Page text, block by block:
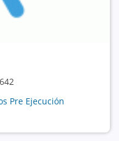
Pre Ejecución